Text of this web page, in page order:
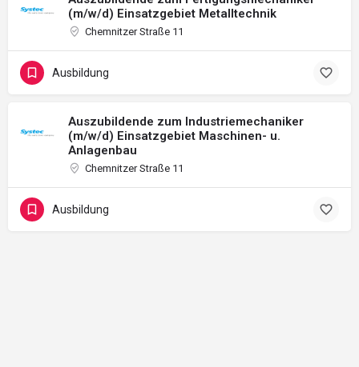
(m/w/d) Einsatzgebiet Metalltechnik
Chemnitzer Straße 11
Ausbildung
Auszubildende zum Industriemechaniker
(m/w/d) Einsatzgebiet Maschinen- u.
Anlagenbau
Chemnitzer Straße 11
Ausbildung